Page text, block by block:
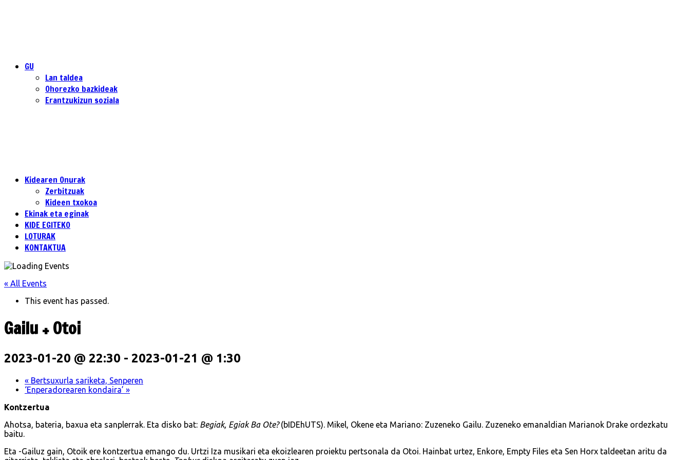
GU
Lan taldea
Ohorezko bazkideak
Erantzukizun soziala
Kidearen Onurak
Zerbitzuak
Kideen txokoa
Ekinak eta eginak
KIDE EGITEKO
LOTURAK
KONTAKTUA
« All Events
This event has passed.
Gailu + Otoi
2023-01-20 @ 22:30 - 2023-01-21 @ 1:30
« Bertsuxurla sariketa, Senperen
‘Enperadorearen kondaira’ »
Kontzertua
Ahotsa, bateria, baxua eta sanplerrak. Eta disko bat: Begiak, Egiak Ba Ote?(bIDEhUTS). Mikel, Okene eta Mariano: Zuzeneko Gailu. Zuzeneko emanaldian Marianok Drake ordezkatu
baitu.
Eta -Gailuz gain, Otoik ere kontzertua emango du. Urtzi Iza musikari eta ekoizlearen proiektu pertsonala da Otoi. Hainbat urtez, Enkore, Empty Files eta Sen Horx taldeetan aritu da